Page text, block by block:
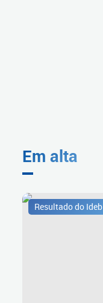
Em alta
Resultado do Ideb